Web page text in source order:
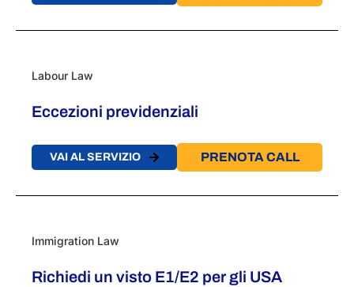
Labour Law
Eccezioni previdenziali
VAI AL SERVIZIO PRENOTA CALL
Immigration Law
Richiedi un visto E1/E2 per gli USA